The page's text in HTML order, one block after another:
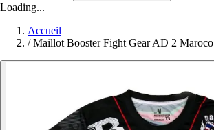
Loading...
Accueil
/ Maillot Booster Fight Gear AD 2 Maroco